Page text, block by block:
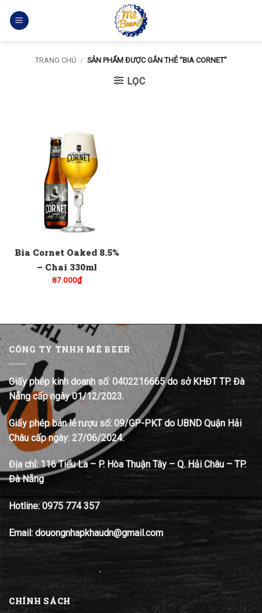
qua
TRANG CHỦ / SẢN PHẨM ĐƯỢC GẮN THẺ “BIA CORNET”
LỌC
Bia Cornet Oaked 8.5%
– Chai 330ml
87.000₫
CÔNG TY TNHH MÊ BEER
Giấy phép kinh doanh số: 0402216665 do sở KHĐT TP. Đà
Nẵng cấp ngày 01/12/2023.
Giấy phép bán lẻ rượu số: 09/GP-PKT do UBND Quận Hải
Châu cấp ngày: 27/06/2024.
Địa chỉ: 116 Tiểu La – P. Hòa Thuận Tây – Q. Hải Châu – TP.
Đà Nẵng
Hotline: 0975 774 357
Email: douongnhapkhaudn@gmail.com
CHÍNH SÁCH